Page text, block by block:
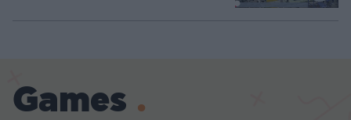
Loaded
Games